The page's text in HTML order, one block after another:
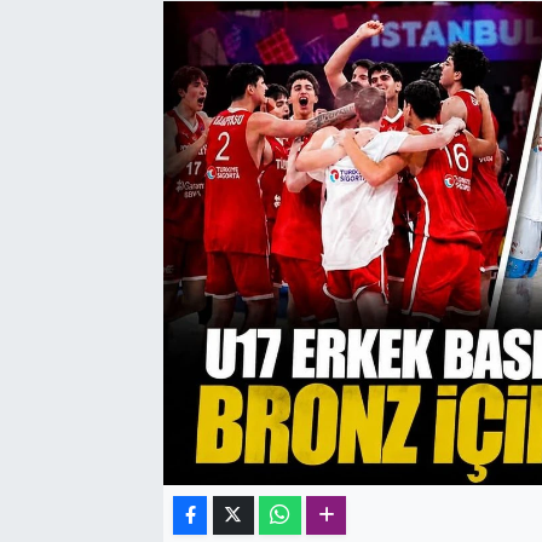
TEKNOLOJİ
YEREL YÖNETİMLER